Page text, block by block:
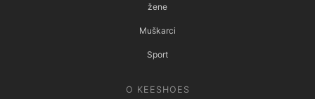
žene
Muškarci
Sport
O KEESHOES